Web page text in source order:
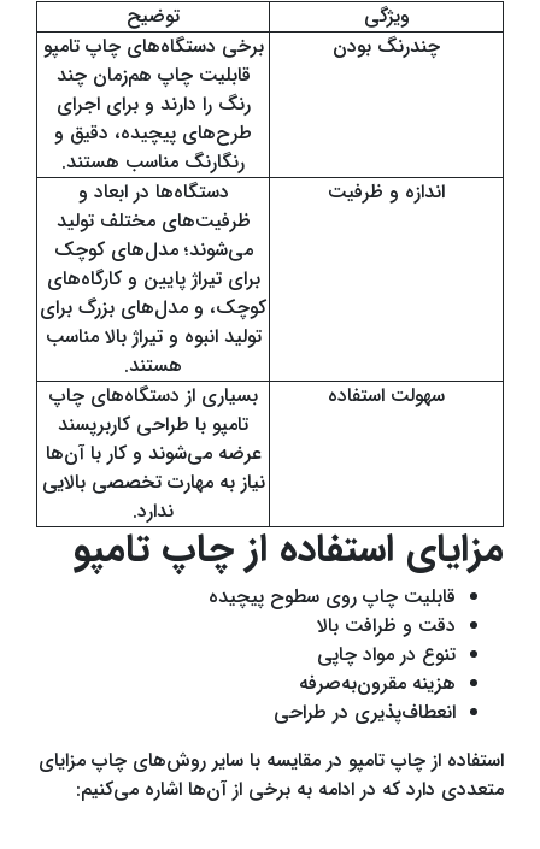
ویژگی
توضیح
چندرنگ بودن
برخی دستگاه‌های چاپ تامپو
قابلیت چاپ هم‌زمان چند
رنگ را دارند و برای اجرای
طرح‌های پیچیده، دقیق و
رنگارنگ مناسب هستند.
اندازه و ظرفیت
دستگاه‌ها در ابعاد و
ظرفیت‌های مختلف تولید
می‌شوند؛ مدل‌های کوچک
برای تیراژ پایین و کارگاه‌های
کوچک، و مدل‌های بزرگ برای
تولید انبوه و تیراژ بالا مناسب
هستند.
سهولت استفاده
بسیاری از دستگاه‌های چاپ
تامپو با طراحی کاربرپسند
عرضه می‌شوند و کار با آن‌ها
نیاز به مهارت تخصصی بالایی
ندارد.
مزایای استفاده از چاپ تامپو
قابلیت چاپ روی سطوح پیچیده
دقت و ظرافت بالا
تنوع در مواد چاپی
هزینه مقرون‌به‌صرفه
انعطاف‌پذیری در طراحی
استفاده از چاپ تامپو در مقایسه با سایر روش‌های چاپ مزایای
متعددی دارد که در ادامه به برخی از آن‌ها اشاره می‌کنیم: